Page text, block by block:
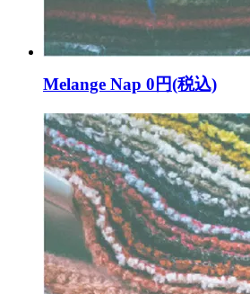
Melange Nap 0円(税込)